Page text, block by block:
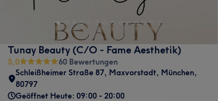
Tunay Beauty (C/O - Fame Aesthetik)
5,0
60 Bewertungen
Schleißheimer Straße 87, Maxvorstadt, München,
80797
Geöffnet Heute: 09:00 - 20:00